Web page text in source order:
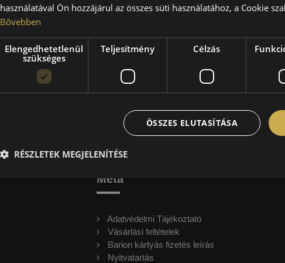
94=670kg
Meta
Adatvédelmi Tájékoztató
Vásárlási feltételek
Barion kártyás fizetés leírás
Nyitvatartás
használatával Ön hozzájárul az összes süti használatához, a Cookie
Bővebben
Elengedhetetlenül
szükséges
Teljesítmény Célzás
ÖSSZES ELUTASÍTÁSA
RÉSZLETEK MEGJELENÍTÉSE